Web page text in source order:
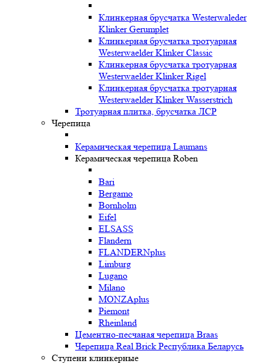
Клинкерная брусчатка Westerwaleder
Klinker Gerumplet
Клинкерная брусчатка тротуарная
Westerwaelder Klinker Classic
Клинкерная брусчатка тротуарная
Westerwaelder Klinker Rigel
Клинкерная брусчатка тротуарная
Westerwaelder Klinker Wasserstrich
Тротуарная плитка, брусчатка ЛСР
Черепица
Керамическая черепица Laumans
Керамическая черепица Roben
Bari
Bergamo
Bornholm
Eifel
ELSASS
Flandern
FLANDERNplus
Limburg
Lugano
Milano
MONZAplus
Piemont
Rheinland
Цементно-песчаная черепица Braas
Черепица Real Brick Республика Беларусь
Ступени клинкерные